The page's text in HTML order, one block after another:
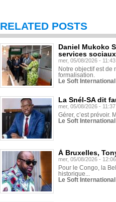
RELATED POSTS
Daniel Mukoko
services
mer, 05/08/2026 - 11:43
Notre objectif est de
formalisation.
Le Soft
La Snél-SA dit
mer, 05/08/2026 - 11:37
Gérer, c’est prévoir.
Le Soft
À Bruxelles,
mer, 05/08/2026 - 12:06
Pour le Congo, la
historique...
Le Soft